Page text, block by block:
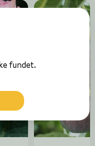
fundet.